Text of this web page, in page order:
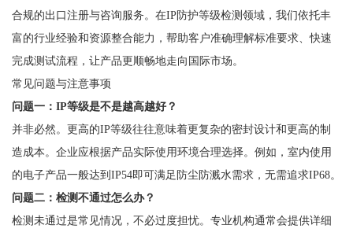
合规的出口注册与咨询服务。在IP防护等级检测领域，我们依托丰
富的行业经验和资源整合能力，帮助客户准确理解标准要求、快速
完成测试流程，让产品更顺畅地走向国际市场。
常见问题与注意事项
问题一：IP等级是不是越高越好？
并非必然。更高的IP等级往往意味着更复杂的密封设计和更高的制
造成本。企业应根据产品实际使用环境合理选择。例如，室内使用
的电子产品一般达到IP54即可满足防尘防溅水需求，无需追求IP68。
问题二：检测不通过怎么办？
检测未通过是常见情况，不必过度担忧。专业机构通常会提供详细